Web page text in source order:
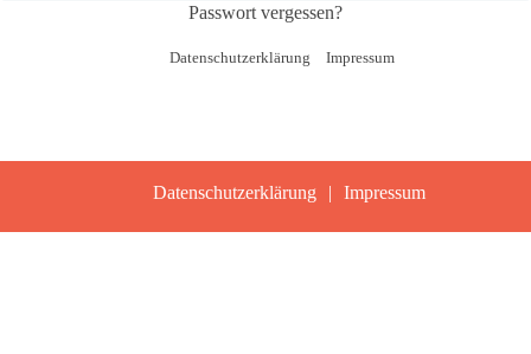
Passwort vergessen?
Datenschutzerklärung Impressum
Datenschutzerklärung Impressum